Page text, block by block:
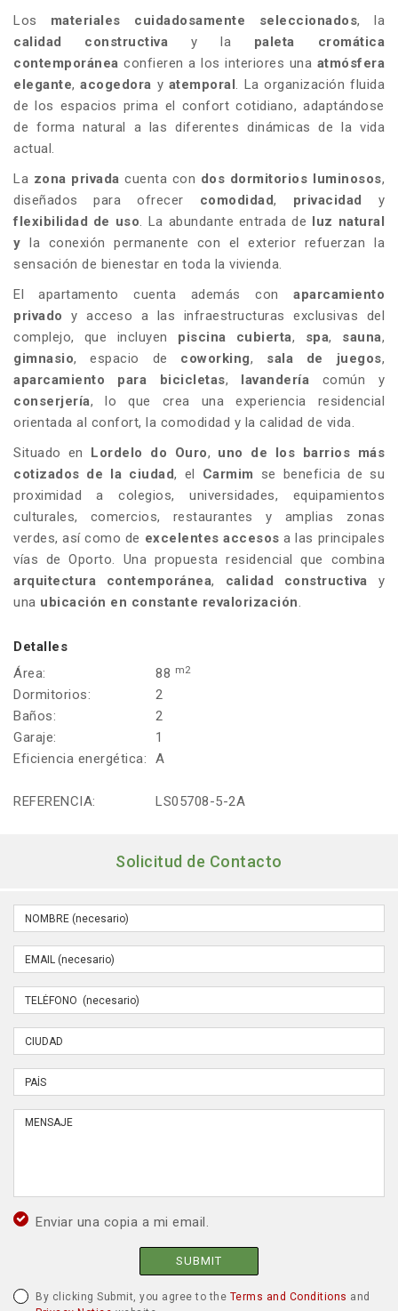
Los materiales cuidadosamente seleccionados, la
calidad constructiva y la paleta cromática
contemporánea confieren a los interiores una atmósfera
elegante,acogedora y atemporal . La organización fluida
de los espacios prima el confort cotidiano, adaptándose
de forma natural a las diferentes dinámicas de la vida
actual.
La zona privada cuenta con dos dormitorios luminosos,
diseñados para ofrecer comodidad, privacidad
y
flexibilidad de uso. La abundante entrada de
luz natural
y
la conexión permanente con el exterior refuerzan la
sensación de bienestar en toda la vivienda.
El apartamento cuenta además con aparcamiento
privado y acceso a las infraestructuras exclusivas del
complejo, que incluyen piscina cubierta, spa, sauna,
gimnasio, espacio de coworking, sala de juegos,
aparcamiento para bicicletas, lavandería común y
conserjería, lo que crea una experiencia residencial
orientada al confort, la comodidad y la calidad de vida.
Situado en
Lordelo do Ouro, uno de los barrios más
cotizados de la ciudad, el Carmim se beneficia de su
proximidad a colegios, universidades, equipamientos
culturales, comercios, restaurantes y amplias zonas
verdes, así como de excelentes accesos a las principales
vías de Oporto. Una propuesta residencial que combina
arquitectura contemporánea, calidad constructiva y
una ubicación en constante revalorización.
Detalles
Área:
88 m2
Dormitorios:
2
Baños:
2
Garaje:
1
Eficiencia energética:
A
REFERENCIA: LS05708-5-2A
Solicitud de Contacto
Enviar una copia a mi email.
SUBMIT
By clicking Submit, you agree to the Terms and Conditions and